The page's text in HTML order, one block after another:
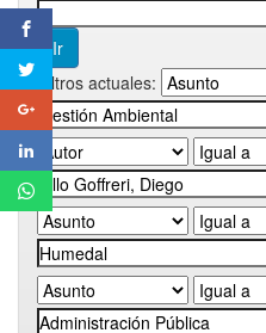
Filtros actuales: